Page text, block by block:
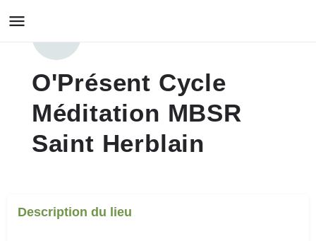
O'Présent Cycle
Méditation MBSR
Saint Herblain
Description du lieu